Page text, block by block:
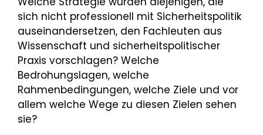
sich nicht professionell mit Sicherheitspolitik
auseinandersetzen, den Fachleuten aus
Wissenschaft und sicherheitspolitischer
Praxis vorschlagen? Welche
Bedrohungslagen, welche
Rahmenbedingungen, welche Ziele und vor
allem welche Wege zu diesen Zielen sehen
sie?